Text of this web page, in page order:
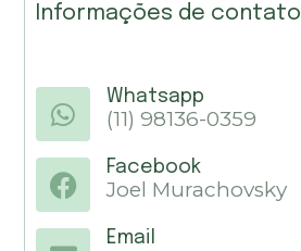
Informações de contato
Whatsapp
(11) 98136-0359
Facebook
Joel Murachovsky
Email